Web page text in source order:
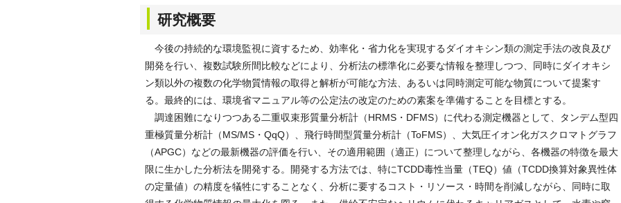
研究概要
今後の持続的な環境監視に資するため、効率化・省力化を実現するダイオキシン類の測定手法の改良及び
開発を行い、複数試験所間比較などにより、分析法の標準化に必要な情報を整理しつつ、同時にダイオキシ
ン類以外の複数の化学物質情報の取得と解析が可能な方法、あるいは同時測定可能な物質について提案す
る。最終的には、環境省マニュアル等の公定法の改定のための素案を準備することを目標とする。
調達困難になりつつある二重収束形質量分析計（HRMS・DFMS）に代わる測定機器として、タンデム型四
重極質量分析計（MS/MS・QqQ）、飛行時間型質量分析計（ToFMS）、大気圧イオン化ガスクロマトグラフ
（APGC）などの最新機器の評価を行い、その適用範囲（適正）について整理しながら、各機器の特徴を最大
限に生かした分析法を開発する。開発する方法では、特にTCDD毒性当量（TEQ）値（TCDD換算対象異性体
の定量値）の精度を犠牲にすることなく、分析に要するコスト・リソース・時間を削減しながら、同時に取